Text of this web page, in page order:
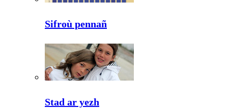
Sifroù pennañ
Stad ar yezh